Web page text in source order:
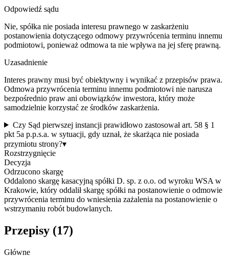
Odpowiedź sądu
Nie, spółka nie posiada interesu prawnego w zaskarżeniu
postanowienia dotyczącego odmowy przywrócenia terminu innemu
podmiotowi, ponieważ odmowa ta nie wpływa na jej sferę prawną.
Uzasadnienie
Interes prawny musi być obiektywny i wynikać z przepisów prawa.
Odmowa przywrócenia terminu innemu podmiotowi nie narusza
bezpośrednio praw ani obowiązków inwestora, który może
samodzielnie korzystać ze środków zaskarżenia.
Czy Sąd pierwszej instancji prawidłowo zastosował art. 58 § 1
pkt 5a p.p.s.a. w sytuacji, gdy uznał, że skarżąca nie posiada
przymiotu strony?▾
Rozstrzygnięcie
Decyzja
Odrzucono skargę
Oddalono skargę kasacyjną spółki D. sp. z o.o. od wyroku WSA w
Krakowie, który oddalił skargę spółki na postanowienie o odmowie
przywrócenia terminu do wniesienia zażalenia na postanowienie o
wstrzymaniu robót budowlanych.
Przepisy (17)
Główne